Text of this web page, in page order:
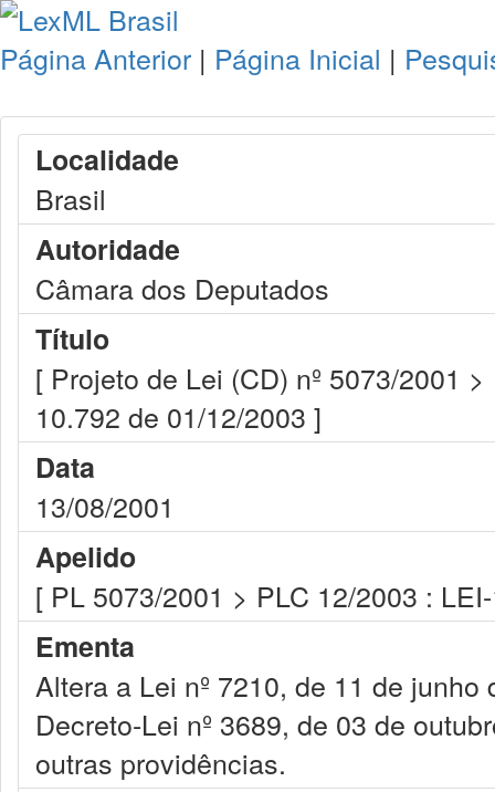
Página Anterior | Página Inicial |
Localidade
Brasil
Autoridade
Câmara dos Deputados
Título
[ Projeto de Lei (CD) nº 5073/2001
10.792 de 01/12/2003 ]
Data
13/08/2001
Apelido
[ PL 5073/2001 > PLC 12/2003 :
Ementa
Altera a Lei nº 7210, de 11 de
Decreto-Lei nº 3689, de 03 de
outras providências.